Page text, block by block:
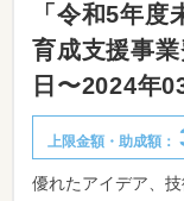
「令和5年
育成支援事
日〜2024年
上限金額・助成額：